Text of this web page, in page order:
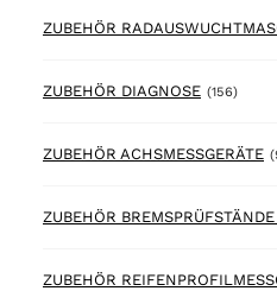
ZUBEHÖR
ZUBEHÖR DIAGNOSE (156)156
ZUBEHÖR ACHSMESSGERÄTE
ZUBEHÖR BREMSPRÜFSTÄNDE
ZUBEHÖR